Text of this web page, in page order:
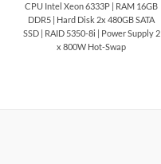
CPU Intel Xeon 6333P | RAM 16GB
DDR5 | Hard Disk 2x 480GB SATA
SSD | RAID 5350-8i | Power Supply 2
x 800W Hot-Swap